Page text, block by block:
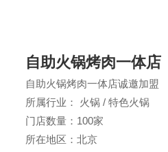
自助火锅烤肉一体店
自助火锅烤肉一体店诚邀加盟
所属行业： 火锅 / 特色火锅
门店数量：100家
所在地区：北京